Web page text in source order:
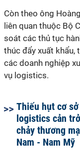
Còn theo ông
liên quan thuộc Bộ
soát các thủ tục
thúc đẩy xuất khẩu,
các doanh nghiệp
vụ logistics.
Thiếu hụt cơ
logistics cản
chảy thương
Nam - Nam Mỹ